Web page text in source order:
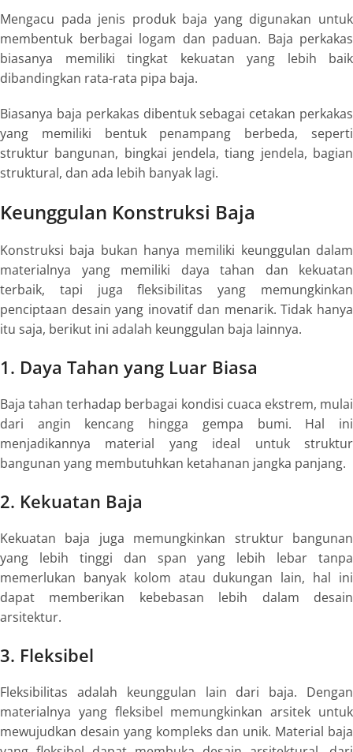
Mengacu pada jenis produk baja yang digunakan untuk
membentuk berbagai logam dan paduan. Baja perkakas
biasanya memiliki tingkat kekuatan yang lebih baik
dibandingkan rata-rata pipa baja.
Biasanya baja perkakas dibentuk sebagai cetakan perkakas
yang memiliki bentuk penampang berbeda, seperti
struktur bangunan, bingkai jendela, tiang jendela, bagian
struktural, dan ada lebih banyak lagi.
Keunggulan Konstruksi Baja
Konstruksi baja bukan hanya memiliki keunggulan dalam
materialnya yang memiliki daya tahan dan kekuatan
terbaik, tapi juga fleksibilitas yang memungkinkan
penciptaan desain yang inovatif dan menarik. Tidak hanya
itu saja, berikut ini adalah keunggulan baja lainnya.
1. Daya Tahan yang Luar Biasa
Baja tahan terhadap berbagai kondisi cuaca ekstrem, mulai
dari angin kencang hingga gempa bumi. Hal ini
menjadikannya material yang ideal untuk struktur
bangunan yang membutuhkan ketahanan jangka panjang.
2. Kekuatan Baja
Kekuatan baja juga memungkinkan struktur bangunan
yang lebih tinggi dan span yang lebih lebar tanpa
memerlukan banyak kolom atau dukungan lain, hal ini
dapat memberikan kebebasan lebih dalam desain
arsitektur.
3. Fleksibel
Fleksibilitas adalah keunggulan lain dari baja. Dengan
materialnya yang fleksibel memungkinkan arsitek untuk
mewujudkan desain yang kompleks dan unik. Material baja